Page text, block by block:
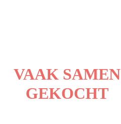
VAAK SAMEN
GEKOCHT